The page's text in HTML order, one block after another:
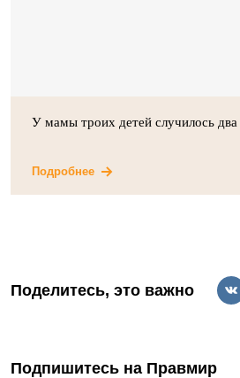
У мамы троих детей случилось два
Подробнее
Поделитесь, это важно
Подпишитесь на Правмир